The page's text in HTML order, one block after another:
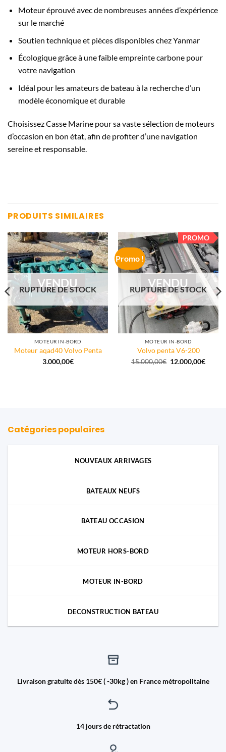
Moteur éprouvé avec de nombreuses années d’expérience
sur le marché
Soutien technique et pièces disponibles chez Yanmar
Écologique grâce à une faible empreinte carbone pour
votre navigation
Idéal pour les amateurs de bateau à la recherche d’un
modèle économique et durable
Choisissez Casse Marine pour sa vaste sélection de moteurs
d’occasion en bon état, afin de profiter d’une navigation
sereine et responsable.
PRODUITS SIMILAIRES
VENDU
RUPTURE DE STOCK
MOTEUR IN-BORD
Moteur aqad40 Volvo Penta
3.000,00€
Promo !
VENDU
PROMO
RUPTURE DE STOCK
MOTEUR IN-BORD
Volvo penta V6-200
15.000,00€ Le
12.000,00€Le
Catégories populaires
NOUVEAUX ARRIVAGES
BATEAUX NEUFS
BATEAU OCCASION
MOTEUR HORS-BORD
MOTEUR IN-BORD
DECONSTRUCTION BATEAU
Livraison gratuite dès 150€ ( -30kg ) en France métropolitaine
14 jours de rétractation